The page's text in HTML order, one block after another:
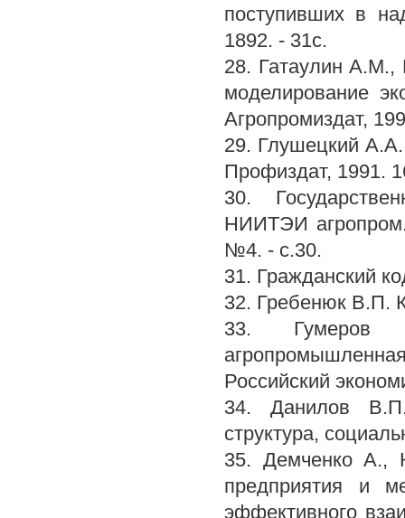
поступивших в
1892. - 31с.
28. Гатаулин
моделирование
Агропромиздат,
29. Глушецкий
Профиздат, 1991.
30.
НИИТЭИ агропром.
№4. - с.30.
31. Гражданский
32. Гребенюк В.П.
33. Гумеров
Российский
34. Данилов В.П.
структура,
35. Демченко А.,
предприятия и
эффективного